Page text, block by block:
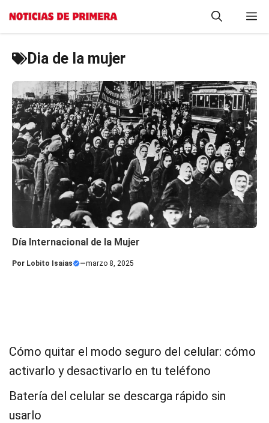
Saltar
Dia de la mujer
Día Internacional de la Mujer
Por Lobito Isaias —marzo 8, 2025
Cómo quitar el modo seguro del celular: cómo
activarlo y desactivarlo en tu teléfono
Batería del celular se descarga rápido sin
usarlo